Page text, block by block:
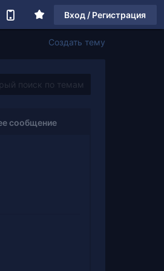
Вход / Регистрация
Создать тему
сообщение